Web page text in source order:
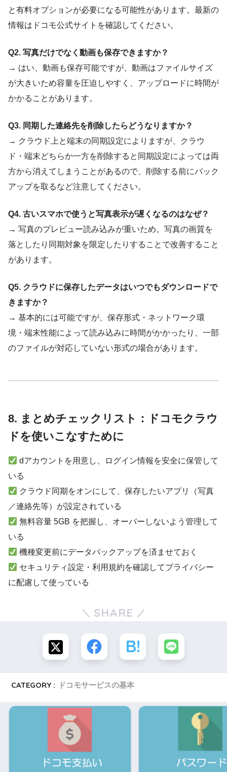
と有料オプションが必要になる可能性があります。最新の
情報はドコモ公式サイトを確認してください。
Q2. 写真だけでなく動画も保存できますか？
→ はい、動画も保存可能ですが、動画はファイルサイズ
が大きいため容量を圧迫しやすく、アップロードに時間が
かかることがあります。
Q3. 同期した連絡先を削除したらどうなりますか？
→ クラウド上と端末の同期設定によりますが、クラウ
ド・端末どちらか一方を削除すると同期設定によっては両
方から消えてしまうことがあるので、削除する前にバック
アップを取るなど注意してください。
Q4. 古いスマホで使うと写真表示が遅くなるのはなぜ？
→ 写真のプレビュー読み込みが重いため。写真の画質を
落としたり同期対象を限定したりすることで改善すること
があります。
Q5. クラウドに保存したデータはいつでもダウンロードで
きますか？
→ 基本的には可能ですが、保存形式・ネットワーク環
境・端末性能によって読み込みに時間がかかったり、一部
のファイルが対応していない形式の場合があります。
8. まとめチェックリスト：ドコモクラウ
ドを使いこなすために
dアカウントを用意し、ログイン情報を安全に保管して
いる
クラウド同期をオンにして、保存したいアプリ（写真
／連絡先等）が設定されている
無料容量 5GB を把握し、オーバーしないよう管理して
いる
機種変更前にデータバックアップを済ませておく
セキュリティ設定・利用規約を確認してプライバシー
に配慮して使っている
SHARE
CATEGORY : ドコモサービスの基本